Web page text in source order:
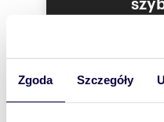
Zgoda Szczegóły
spotkania biznesowe.
sprawdzi się jako
gabinet usługowy
Duże witryny –
światło, które dodają
przyjaznej atmosfery.